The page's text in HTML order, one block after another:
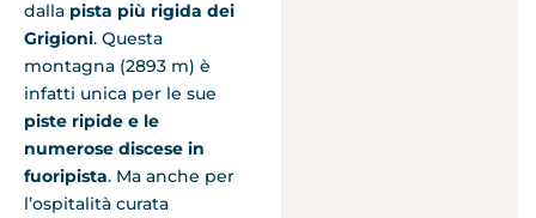
dalla pista più rigida dei
Grigioni. Questa
montagna (2893 m) è
infatti unica per le sue
piste ripide e le
numerose discese in
fuoripista. Ma anche per
l’ospitalità curata